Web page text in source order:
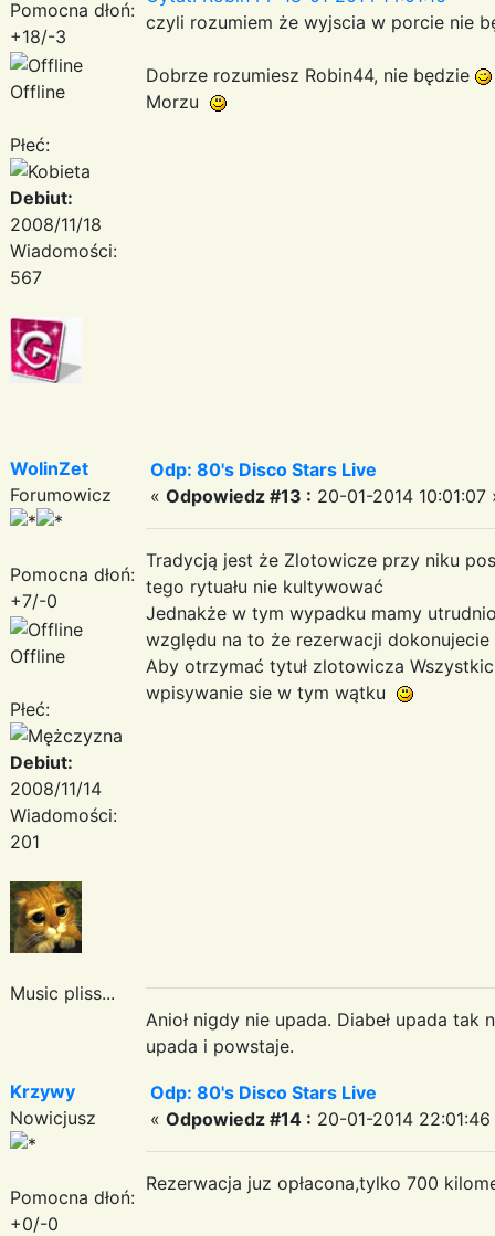
Pomocna dłoń:
+18/-3
Offline
Płeć:
Debiut:
2008/11/18
Wiadomości:
567
czyli rozumiem że wyjscia w porcie nie
Dobrze rozumiesz Robin44, nie będzie
Morzu
WolinZet
Forumowicz
Pomocna dłoń:
+7/-0
Offline
Płeć:
Debiut:
2008/11/14
Wiadomości:
201
Music pliss...
Odp: 80's Disco Stars Live
« Odpowiedz #13 : 20-01-2014 10:01:07
Tradycją jest że Zlotowicze przy niku
tego rytuału nie kultywować
Jednakże w tym wypadku mamy
względu na to że rezerwacji
Aby otrzymać tytuł zlotowicza
wpisywanie sie w tym wątku
Anioł nigdy nie upada. Diabeł upada
upada i powstaje.
Krzywy
Nowicjusz
Pomocna dłoń:
+0/-0
Odp: 80's Disco Stars Live
« Odpowiedz #14 : 20-01-2014 22:01:46
Rezerwacja juz opłacona,tylko 700